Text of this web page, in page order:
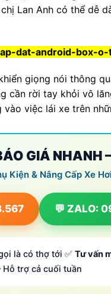
Lan Anh có thể dễ
dat-android-box-o-
giọng nói thông
cần rời tay khỏi vô
việc lái xe trên
GIÁ NHANH
Kiện & Nâng Cấp Xe
💬 ZALO:
là có thợ tới ✅ Tư vấn
Hỗ trợ cả cuối tuần